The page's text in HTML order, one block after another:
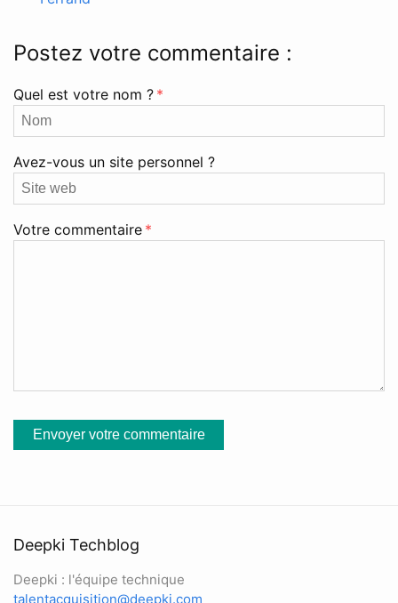
Postez votre commentaire :
Quel est votre nom ? *
Avez-vous un site personnel ?
Votre commentaire *
Envoyer votre commentaire
Deepki Techblog
Deepki : l'équipe technique
talentacquisition@deepki.com